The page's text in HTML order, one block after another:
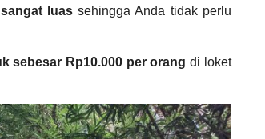
luas sehingga Anda tidak perlu
sebesar Rp10.000 per orang di loket